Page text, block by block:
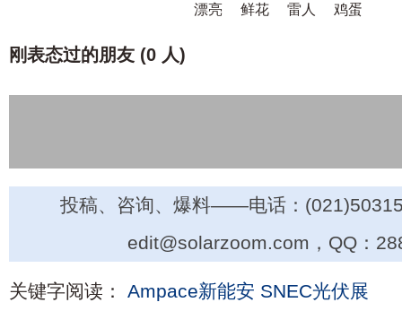
漂亮 鲜花 雷人 鸡蛋
刚表态过的朋友 (0 人)
投稿、咨询、爆料——电话：
edit@solarzoom.com，QQ：
关键字阅读： Ampace新能安 SNEC光伏展